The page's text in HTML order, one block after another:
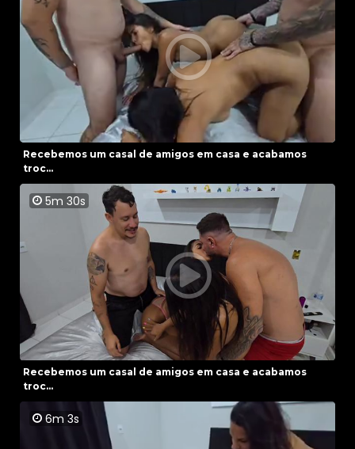
Recebemos um casal de amigos em casa e acabamos
troc...
5m 30s
Recebemos um casal de amigos em casa e acabamos
troc...
6m 3s